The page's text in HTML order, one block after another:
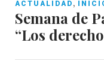
ACTUALIDAD ,
Semana de
“Los